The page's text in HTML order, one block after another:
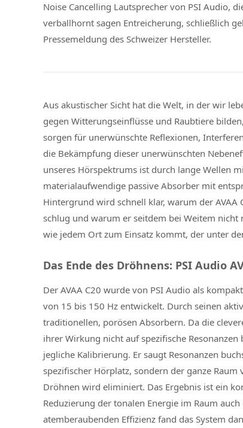
Noise Cancelling Lautsprecher von PSI Audio,
verballhornt sagen Entreicherung, schließlich
Pressemeldung des Schweizer Hersteller.
Aus akustischer Sicht hat die Welt, in der wir
gegen Witterungseinflüsse und Raubtiere
sorgen für unerwünschte Reflexionen,
die Bekämpfung dieser unerwünschten
unseres Hörspektrums ist durch lange Wellen
materialaufwendige passive Absorber mit
Hintergrund wird schnell klar, warum der AVAA
schlug und warum er seitdem bei Weitem
wie jedem Ort zum Einsatz kommt, der unter
Das Ende des Dröhnens: PSI Audio
Der AVAA C20 wurde von PSI Audio als
von 15 bis 150 Hz entwickelt. Durch seinen
traditionellen, porösen Absorbern. Da die
ihrer Wirkung nicht auf spezifische
jegliche Kalibrierung. Er saugt Resonanzen
spezifischer Hörplatz, sondern der ganze
Dröhnen wird eliminiert. Das Ergebnis ist ein
Reduzierung der tonalen Energie im Raum
atemberaubenden Effizienz fand das System